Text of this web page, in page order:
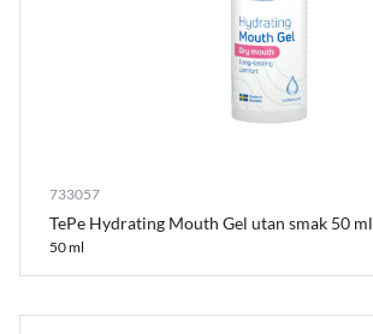
733057
TePe Hydrating Mouth Gel utan smak 50 ml
50 ml